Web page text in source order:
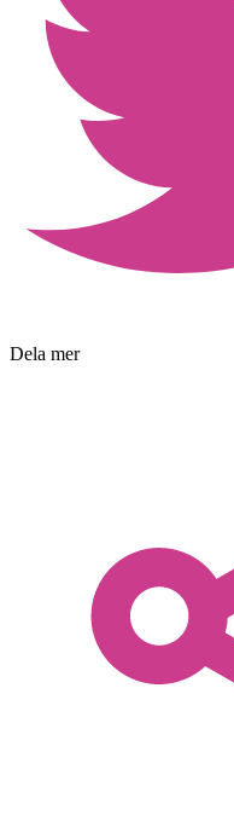
Dela mer